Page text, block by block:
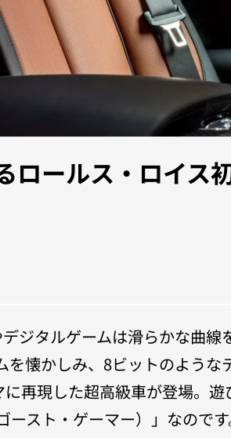
ールス・ロイス
ジタルゲームは滑らかな曲
懐かしみ、8ビットのよう
再現した超高級車が登場。
スト・ゲーマー）」なのです